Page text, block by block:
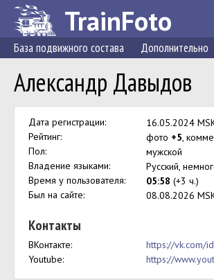
TrainFoto
База подвижного состава Дополнительно
Александр Давыдов
Дата регистрации:
16.05.2024
Рейтинг:
фото +5,
Пол:
мужской
Владение языками:
Русский,
Время у пользователя:
05:58 (+3 ч.)
Был на сайте:
08.08.2026
Контакты
ВКонтакте:
https://vk.com/
Youtube:
https://